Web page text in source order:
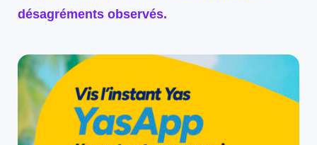
désagréments observés.